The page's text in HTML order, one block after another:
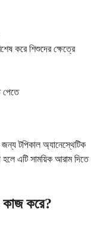
করে শিশুদের ক্ষেত্রে
পেতে
জন্য টপিকাল অ্যানেস্থেটিক
হলে এটি সাময়িক আরাম দিতে
কাজ করে?